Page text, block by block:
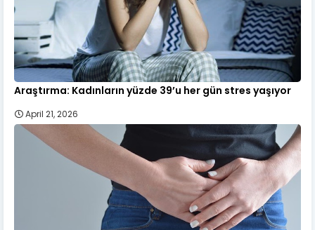
Araştırma: Kadınların yüzde 39’u her gün stres yaşıyor
April 21, 2026